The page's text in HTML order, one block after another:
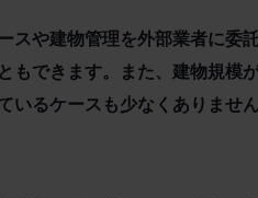
や建物管理を外部業者に委
もできます。また、建物規模
いるケースも少なくありませ